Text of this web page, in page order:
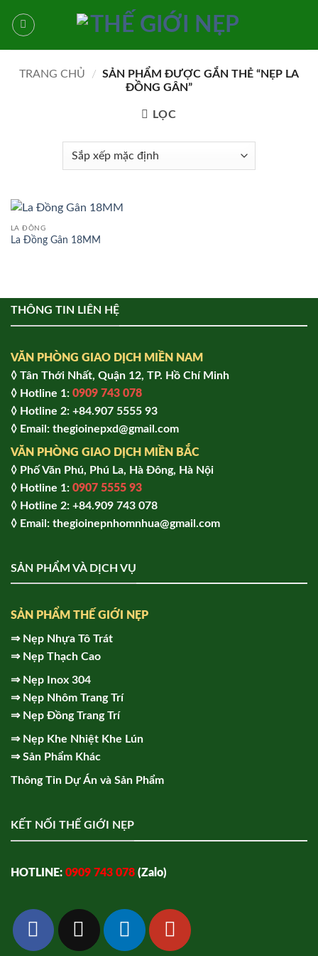
qua
TRANG CHỦ
/ SẢN PHẨM ĐƯỢC GẮN THẺ “NẸP LA
ĐỒNG GÂN”
LỌC
LA ĐỒNG
La Đồng Gân 18MM
THÔNG TIN LIÊN HỆ
VĂN PHÒNG GIAO DỊCH MIỀN NAM
◊ Tân Thới Nhất, Quận 12, TP. Hồ Chí Minh
◊ Hotline 1: 0909 743 078
◊ Hotline 2: +84.907 5555 93
◊ Email: thegioinepxd@gmail.com
VĂN PHÒNG GIAO DỊCH MIỀN BẮC
◊ Phố Văn Phú, Phú La, Hà Đông, Hà Nội
◊ Hotline 1: 0907 5555 93
◊ Hot line 2: +84.909 743 078
◊ Email: thegioinepnhomnhua@gmail.com
SẢN PHẨM VÀ DỊCH VỤ
SẢN PHẨM THẾ GIỚI NẸP
⇒ Nẹp Nhựa Tô Trát
⇒ Nẹp Thạch Cao
⇒ Nẹp Inox 304
⇒ Nẹp Nhôm Trang Trí
⇒ Nẹp Đồng Trang Trí
⇒ Nẹp Khe Nhiệt Khe Lún
⇒Sản Phẩm Khác
Thông Tin Dự Án và Sản Phẩm
KẾT NỐI THẾ GIỚI NẸP
HOTLINE: 0909 743 078 (Zalo)